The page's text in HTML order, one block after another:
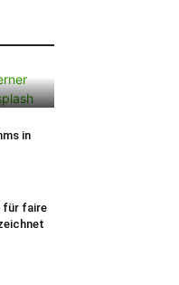
in
für faire